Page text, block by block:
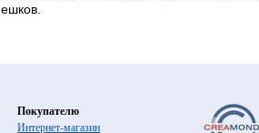
Покупателю
Интернет-магазин